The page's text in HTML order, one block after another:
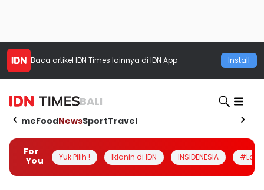
Baca artikel IDN Times lainnya di IDN App Install
BALI
HomeFoodNewsSportTravel
For
You
Yuk Pilih ! Iklanin di IDN INSIDENESIA